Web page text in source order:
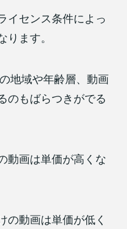
イセンス条件によっ
ります。
地域や年齢層、動画
のもばらつきがでる
動画は単価が高くな
の動画は単価が低く